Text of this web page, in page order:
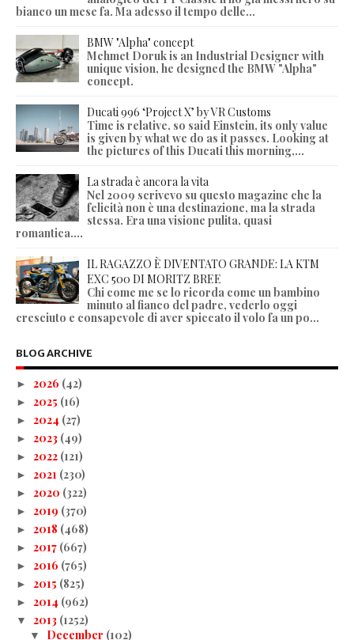
bianco un mese fa. Ma adesso il tempo delle...
BMW "Alpha" concept
Mehmet Doruk is an Industrial Designer with
unique vision, he designed the BMW "Alpha"
concept.
Ducati 996 ‘Project X’ by VR Customs
Time is relative, so said Einstein, its only value
is given by what we do as it passes. Looking at
the pictures of this Ducati this morning,...
La strada è ancora la vita
Nel 2009 scrivevo su questo magazine che la
felicità non è una destinazione, ma la strada
stessa. Era una visione pulita, quasi
romantica....
IL RAGAZZO È DIVENTATO GRANDE: LA KTM
EXC 500 DI MORITZ BREE
Chi come me se lo ricorda come un bambino
minuto al fianco del padre, vederlo oggi
cresciuto e consapevole di aver spiccato il volo fa un po...
BLOG ARCHIVE
► 2026 (42)
► 2025 (16)
► 2024 (27)
► 2023 (49)
► 2022 (121)
► 2021 (230)
► 2020 (322)
► 2019 (370)
► 2018 (468)
► 2017 (667)
► 2016 (765)
► 2015 (825)
► 2014 (962)
▼ 2013 (1252)
▼ December (102)